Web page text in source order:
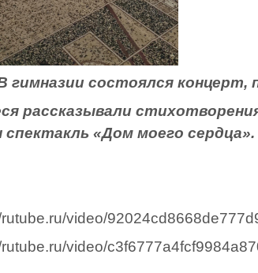
состоялся концерт,
рассказывали
спектакль «Дом моего сердца».
video/
video/